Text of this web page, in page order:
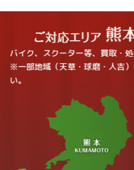
バイク、スクーター等、買取・処
※一部地域（天草・球磨・人吉
い。